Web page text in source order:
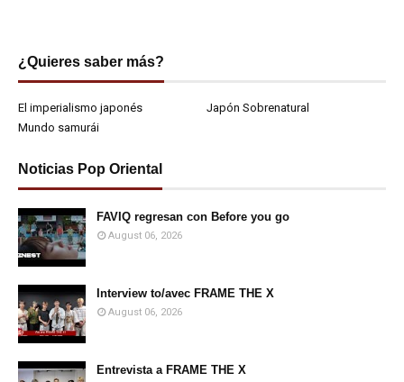
¿Quieres saber más?
El imperialismo japonés
Japón Sobrenatural
Mundo samurái
Noticias Pop Oriental
FAVIQ regresan con Before you go
August 06, 2026
Interview to/avec FRAME THE X
August 06, 2026
Entrevista a FRAME THE X